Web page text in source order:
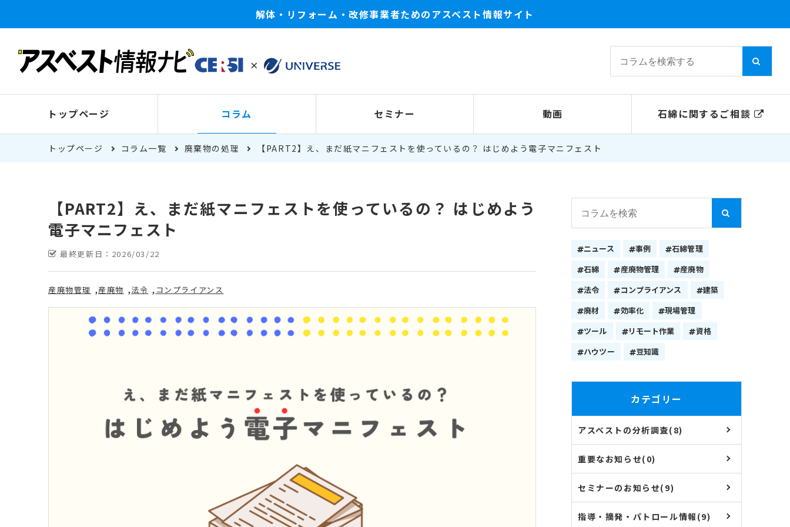
解体・リフォーム・改修事業者ためのアスベスト情報サイト
トップページ コラム セミナー 動画 石綿に関するご相談
トップページ コラム一覧 廃棄物の処理 【PART2】え、まだ紙マニフェストを使っているの？ はじめよう電子マニフェスト
【PART2】え、まだ紙マニフェストを使っているの？ はじめよう
電子マニフェスト
最終更新日： 2026/03/22
産廃物管理 産廃物 法令 コンプライアンス
ニュース 事例
石綿管理
石綿
産廃物管理
産廃物
法令
コンプライアンス
建築
廃材
効率化
現場管理
ツール
リモート作業
資格
ハウツー
豆知識
カテゴリー
アスベストの分析調査(8)
重要なお知らせ(0)
セミナーのお知らせ(9)
指導・摘発・パトロール情報(9)